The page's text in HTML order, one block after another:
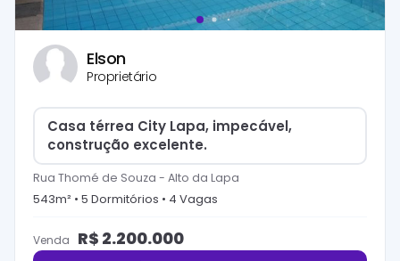
Elson
Proprietário
Casa térrea City Lapa, impecável,
construção excelente.
Rua Thomé de Souza - Alto da Lapa
543m² • 5 Dormitórios • 4 Vagas
Venda R$ 2.200.000